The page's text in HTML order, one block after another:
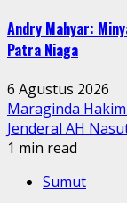
Andry Mahyar:
Patra Niaga
6 Agustus 2026
Maraginda
Jenderal AH
1 min read
Sumut